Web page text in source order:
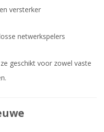
versterker
netwerkspelers
geschikt voor zowel vaste